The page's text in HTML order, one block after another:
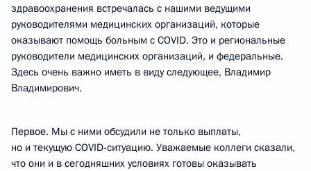
здравоохранения встречалась с нашими ведущими
руководителями медицинских организаций, которые
оказывают помощь больным с COVID. Это и региональные
руководители медицинских организаций, и федеральные.
Здесь очень важно иметь в виду следующее, Владимир
Владимирович.
Первое. Мы с ними обсудили не только выплаты,
но и текущую COVID-ситуацию. Уважаемые коллеги сказали,
что они и в сегодняшних условиях готовы оказывать